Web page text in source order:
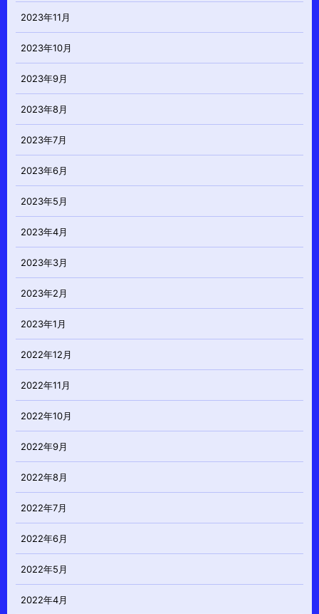
2023年11月
2023年10月
2023年9月
2023年8月
2023年7月
2023年6月
2023年5月
2023年4月
2023年3月
2023年2月
2023年1月
2022年12月
2022年11月
2022年10月
2022年9月
2022年8月
2022年7月
2022年6月
2022年5月
2022年4月